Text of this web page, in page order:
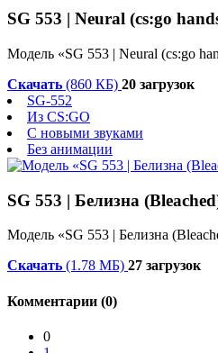
SG 553 | Neural (cs:go
Модель «SG 553 | Neural (cs:go
Скачать (860 КБ) 20 загрузок
SG-552
Из CS:GO
С новыми звуками
Без анимации
SG 553 | Белизна
Модель «SG 553 | Белизна
Скачать (1.78 МБ) 27 загрузок
Комментарии (0)
0